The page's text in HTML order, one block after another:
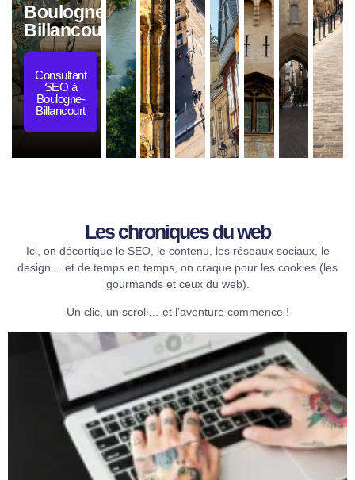
Boulogne-
Billancourt
Consultant
SEO à
Boulogne-
Billancourt
Les chroniques du web​
Ici, on décortique le SEO, le contenu, les réseaux sociaux, le
design… et de temps en temps, on craque pour les cookies (les
gourmands et ceux du web).
Un clic, un scroll… et l’aventure commence !